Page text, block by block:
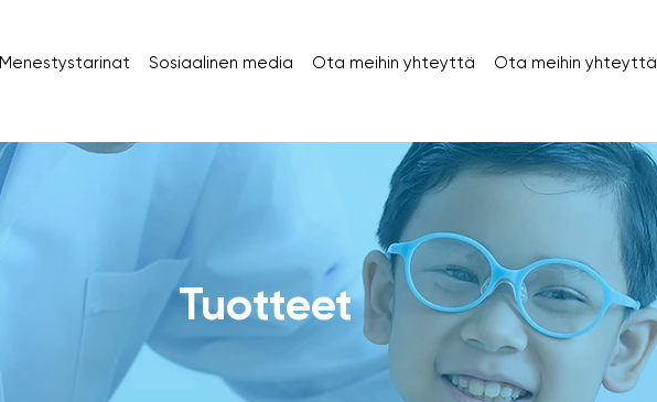
Menestystarinat Sosiaalinen media Ota meihin yhteyttä Ota meihin yhteyttä
Tuotteet